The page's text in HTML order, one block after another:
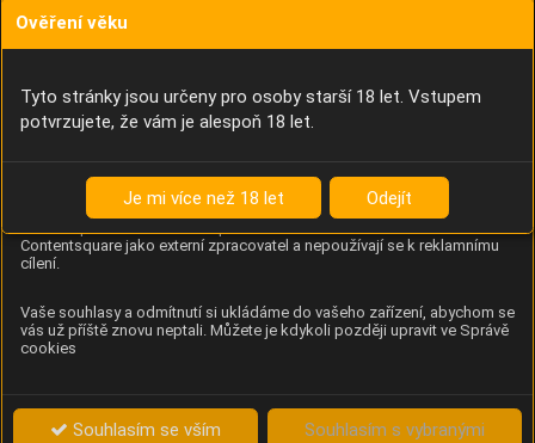
Anonymní unikátní ID
Díky němu příště poznáme, že se jedná o stejné zařízení, a
Identifikátor je zcela anonymní.
Analýza chování návštěvníků na webu (pohyb kurzoru,
kliknutí, procházení stránek a heatmapy), která
provozovateli e-shopu Betelné škopek pomáhá zlepšovat
Contentsquare jako externí zpracovatel a nepoužívají se k reklamnímu
cílení.
Vaše souhlasy a odmítnutí si ukládáme do vašeho zařízení, abychom se
vás už příště znovu neptali. Můžete je kdykoli později upravit ve Správě
cookies
Souhlasím se vším Souhlasím s vybranými
Ověření věku
Tyto stránky jsou určeny pro osoby starší 18 let. Vstupem
potvrzujete, že vám je alespoň 18 let.
Je mi více než 18 let Odejít